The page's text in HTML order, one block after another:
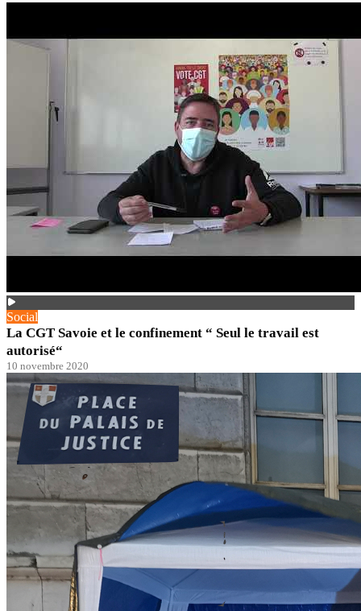
Social
La CGT Savoie et le confinement “ Seul le travail est
autorisé“
10 novembre 2020